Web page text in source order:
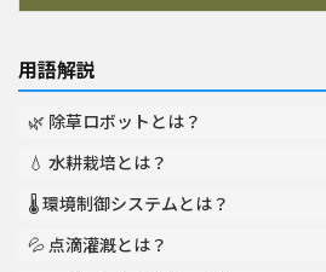
用語解説
🌿 除草ロボットとは？
💧 水耕栽培とは？
🌡️ 環境制御システムとは？
💦 点滴灌漑とは？